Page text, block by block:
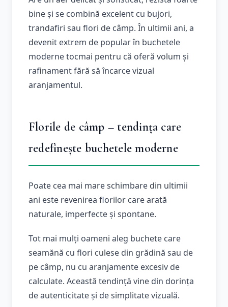
bine și se combină excelent cu bujori,
trandafiri sau flori de câmp. În ultimii ani, a
devenit extrem de popular în buchetele
moderne tocmai pentru că oferă volum și
rafinament fără să încarce vizual
aranjamentul.
Florile de câmp – tendința care
redefinește buchetele moderne
Poate cea mai mare schimbare din ultimii
ani este revenirea florilor care arată
naturale, imperfecte și spontane.
Tot mai mulți oameni aleg buchete care
seamănă cu flori culese din grădină sau de
pe câmp, nu cu aranjamente excesiv de
calculate. Această tendință vine din dorința
de autenticitate și de simplitate vizuală.